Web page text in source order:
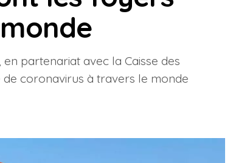
partenariat avec la Caisse des
de coronavirus à travers le monde